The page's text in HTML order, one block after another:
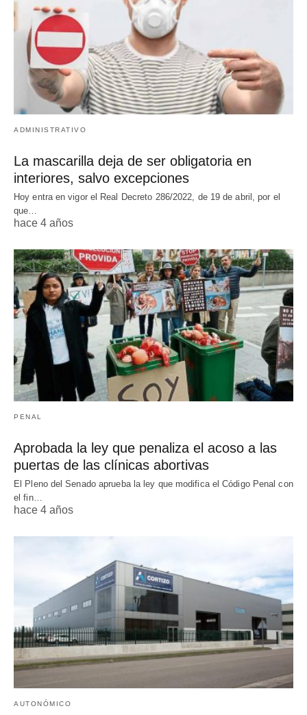
ADMINISTRATIVO
La mascarilla deja de ser obligatoria en
interiores, salvo excepciones
Hoy entra en vigor el Real Decreto 286/2022, de 19 de abril, por el
que…
hace 4 años
PENAL
Aprobada la ley que penaliza el acoso a las
puertas de las clínicas abortivas
El Pleno del Senado aprueba la ley que modifica el Código Penal con
el fin…
hace 4 años
AUTONÓMICO